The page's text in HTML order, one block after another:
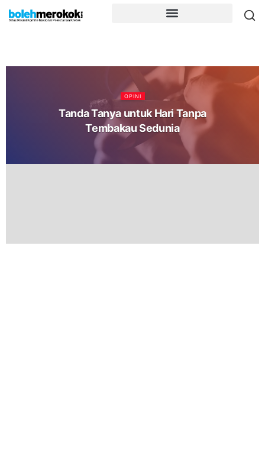
OPINI
Tanda Tanya untuk Hari Tanpa
Tembakau Sedunia